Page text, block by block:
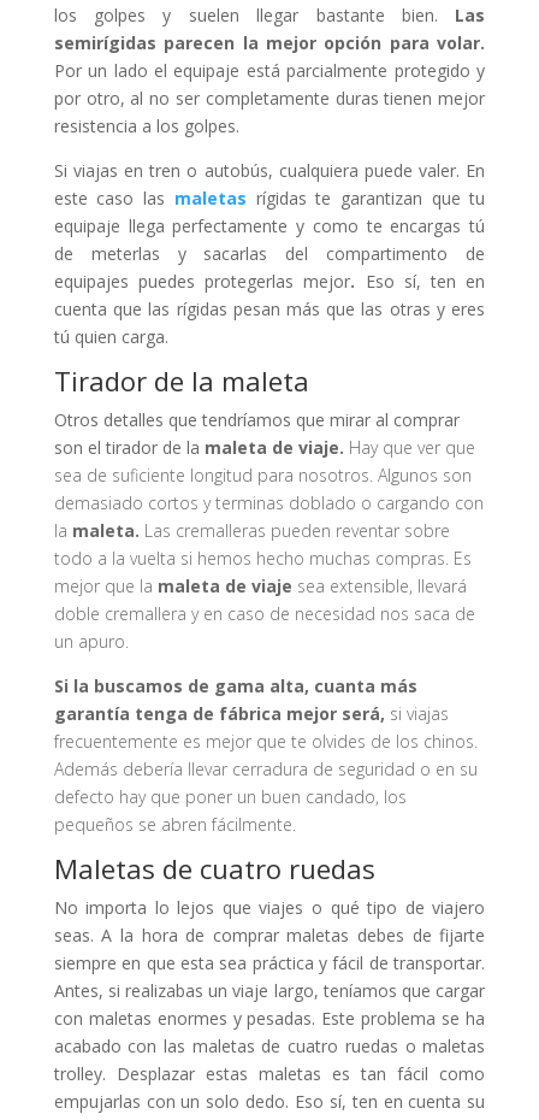
los golpes y suelen llegar bastante bien. Las
semirígidas parecen la mejor opción para volar.
Por un lado el equipaje está parcialmente protegido y
por otro, al no ser completamente duras tienen mejor
resistencia a los golpes.
Si viajas en tren o autobús, cualquiera puede valer. En
este caso las maletas rígidas te garantizan que tu
equipaje llega perfectamente y como te encargas tú
de meterlas y sacarlas del compartimento de
equipajes puedes protegerlas mejor. Eso sí, ten en
cuenta que las rígidas pesan más que las otras y eres
tú quien carga.
Tirador de la maleta
Otros detalles que tendríamos que mirar al comprar
son el tirador de la maleta de viaje. Hay que ver que
sea de suficiente longitud para nosotros. Algunos son
demasiado cortos y terminas doblado o cargando con
la maleta. Las cremalleras pueden reventar sobre
todo a la vuelta si hemos hecho muchas compras. Es
mejor que la maleta de viaje sea extensible, llevará
doble cremallera y en caso de necesidad nos saca de
un apuro.
Si la buscamos de gama alta, cuanta más
garantía tenga de fábrica mejor será, si viajas
frecuentemente es mejor que te olvides de los chinos.
Además debería llevar cerradura de seguridad o en su
defecto hay que poner un buen candado, los
pequeños se abren fácilmente.
Maletas de cuatro ruedas
No importa lo lejos que viajes o qué tipo de viajero
seas. A la hora de comprar maletas debes de fijarte
siempre en que esta sea práctica y fácil de transportar.
Antes, si realizabas un viaje largo, teníamos que cargar
con maletas enormes y pesadas. Este problema se ha
acabado con las maletas de cuatro ruedas o maletas
trolley. Desplazar estas maletas es tan fácil como
empujarlas con un solo dedo. Eso sí, ten en cuenta su